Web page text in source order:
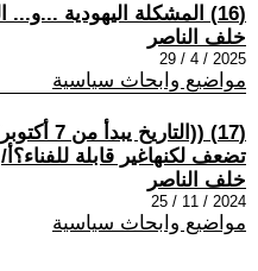
(16) المشكلة اليهودية ...و... المأساة الفلسطينية؟؟!!
خلف الناصر
2025 / 4 / 29
مواضيع وابحاث سياسية
تضعف لكنهاغير قابلة للفناء؟أ/
خلف الناصر
2024 / 11 / 25
مواضيع وابحاث سياسية